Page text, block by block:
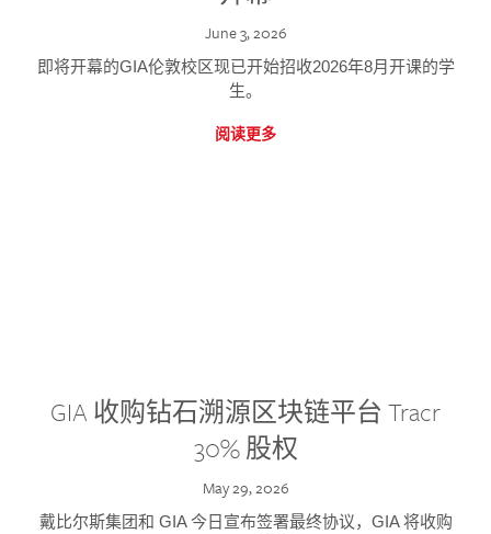
June 3, 2026
即将开幕的GIA伦敦校区现已开始招收2026年8月开课的学
生。
阅读更多
GIA 收购钻石溯源区块链平台 Tracr
30% 股权
May 29, 2026
戴比尔斯集团和 GIA 今日宣布签署最终协议，GIA 将收购